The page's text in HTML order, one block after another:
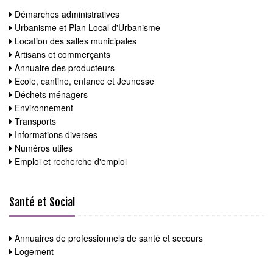
Démarches administratives
Urbanisme et Plan Local d'Urbanisme
Location des salles municipales
Artisans et commerçants
Annuaire des producteurs
Ecole, cantine, enfance et Jeunesse
Déchets ménagers
Environnement
Transports
Informations diverses
Numéros utiles
Emploi et recherche d'emploi
Santé et Social
Annuaires de professionnels de santé et secours
Logement